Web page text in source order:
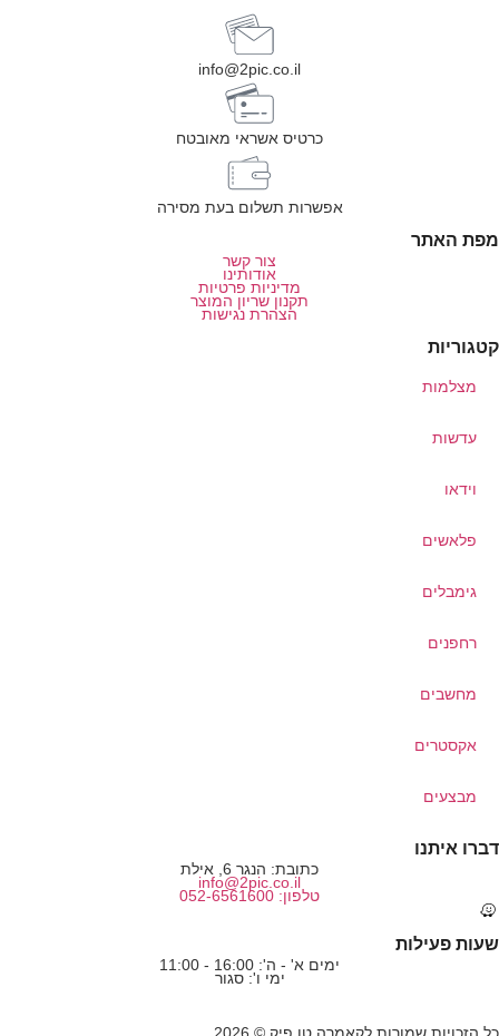
info@2pic.co.il
כרטיס אשראי מאובטח
אפשרות תשלום בעת מסירה
מפת האתר
צור קשר
אודותינו
מדיניות פרטיות
תקנון שריון המוצר
הצהרת נגישות
קטגוריות
מצלמות
עדשות
וידאו
פלאשים
גימבלים
רחפנים
מחשבים
אקסטרים
מבצעים
דברו איתנו
כתובת: הנגר 6, אילת
info@2pic.co.il
טלפון: 052-6561600
שעות פעילות
ימים א' - ה': 16:00 - 11:00
ימי ו': סגור